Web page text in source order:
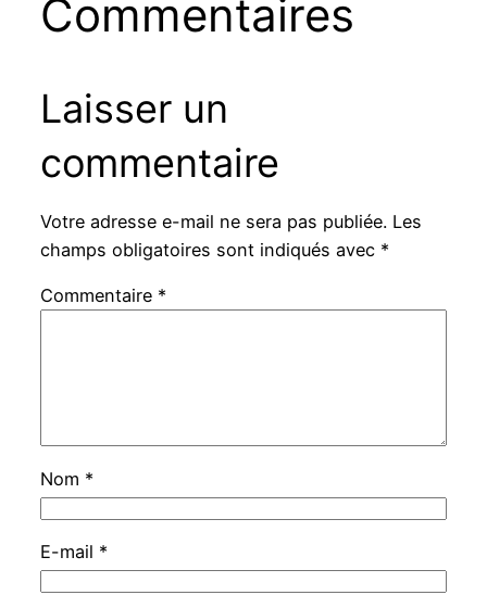
Commentaires
Laisser un
commentaire
Votre adresse e-mail ne sera pas publiée. Les
champs obligatoires sont indiqués avec *
Commentaire *
Nom *
E-mail *